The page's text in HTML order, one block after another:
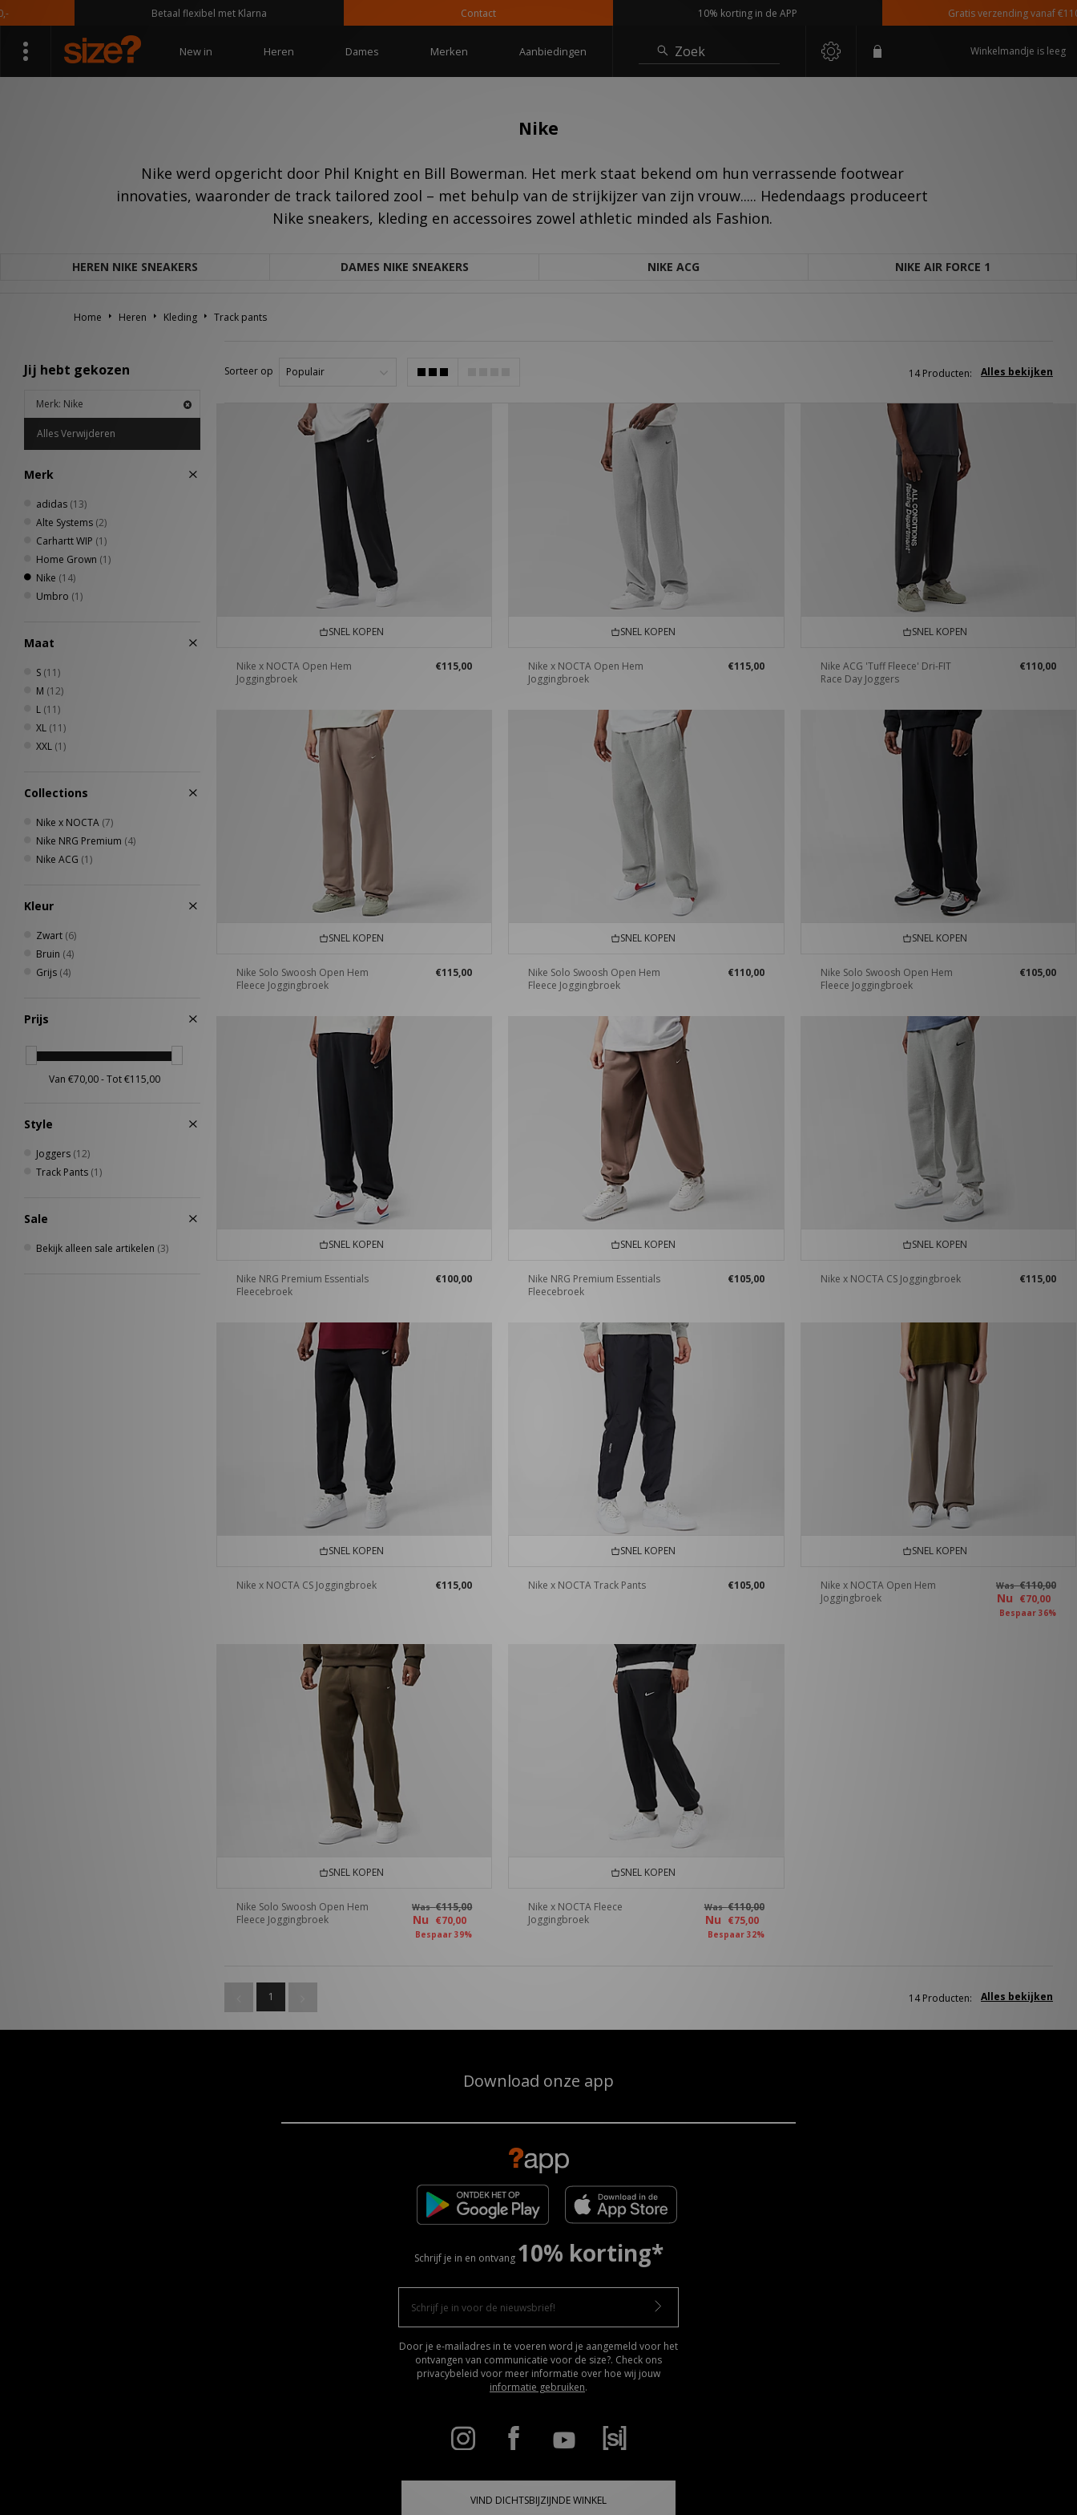
Betaal flexibel met Klarna Contact 10% korting in de APP Gratis verzending vanaf €110,-
New in Heren Dames Merken Aanbiedingen Zoek Winkelmandje is leeg
Nike
Nike werd opgericht door Phil Knight en Bill Bowerman. Het merk staat bekend om hun verrassende footwear
innovaties, waaronder de track tailored zool – met behulp van de strijkijzer van zijn vrouw..... Hedendaags produceert
Nike sneakers, kleding en accessoires zowel athletic minded als Fashion.
HEREN NIKE SNEAKERS DAMES NIKE SNEAKERS NIKE ACG NIKE AIR FORCE 1
Home Heren Kleding Track pants
Jij hebt gekozen
Merk: Nike
Alles Verwijderen
Merk
adidas (13)
Alte Systems (2)
Carhartt WIP (1)
Home Grown (1)
Nike (14)
Umbro (1)
Maat
S (11)
M (12)
L (11)
XL (11)
XXL (1)
Collections
Nike x NOCTA (7)
Nike NRG Premium (4)
Nike ACG (1)
Kleur
Zwart (6)
Bruin (4)
Grijs (4)
Prijs
Style
Joggers (12)
Track Pants (1)
Sale
Bekijk alleen sale artikelen (3)
Sorteer op Alles bekijken
14 Producten:
SNEL KOPEN
Nike x NOCTA Open Hem
Joggingbroek
€115,00
SNEL KOPEN
Nike x NOCTA Open Hem
Joggingbroek
€115,00
SNEL KOPEN
Nike ACG 'Tuff Fleece' Dri-FIT
Race Day Joggers
€110,00
SNEL KOPEN
Nike Solo Swoosh Open Hem
Fleece Joggingbroek
€115,00
SNEL KOPEN
Nike Solo Swoosh Open Hem
Fleece Joggingbroek
€110,00
SNEL KOPEN
Nike Solo Swoosh Open Hem
Fleece Joggingbroek
€105,00
SNEL KOPEN
Nike NRG Premium Essentials
Fleecebroek
€100,00
SNEL KOPEN
Nike NRG Premium Essentials
Fleecebroek
€105,00
SNEL KOPEN
Nike x NOCTA CS Joggingbroek €115,00
SNEL KOPEN
Nike x NOCTA CS Joggingbroek €115,00
SNEL KOPEN
Nike x NOCTA Track Pants €105,00
SNEL KOPEN
Nike x NOCTA Open Hem
Joggingbroek
Was€110,00
Nu €70,00
Bespaar 36%
SNEL KOPEN
Nike Solo Swoosh Open Hem
Fleece Joggingbroek
Was€115,00
Nu €70,00
Bespaar 39%
SNEL KOPEN
Nike x NOCTA Fleece
Joggingbroek
Was€110,00
Nu €75,00
Bespaar 32%
1 Alles bekijken
14 Producten:
Download onze app
Schrijf je in en ontvang 10% korting*
Door je e-mailadres in te voeren word je aangemeld voor het
ontvangen van communicatie voor de size?. Check ons
privacybeleid voor meer informatie over hoe wij jouw
informatie gebruiken.
VIND DICHTSBIJZIJNDE WINKEL